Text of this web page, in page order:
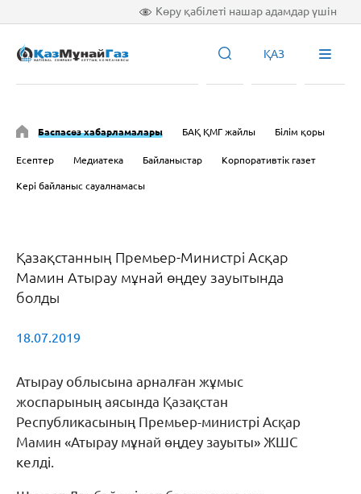
Көру қабілеті нашар адамдар үшін
ҚАЗ
Баспасөз хабарламалары БАҚ ҚМГ жайлы Білім қоры
Есептер Медиатека Байланыстар Корпоративтік газет
Кері байланыс сауалнамасы
Қазақстанның Премьер-Министрі Асқар
Мамин Атырау мұнай өңдеу зауытында
болды
18.07.2019
Атырау облысына арналған жұмыс
жоспарының аясында Қазақстан
Республикасының Премьер-министрі Асқар
Мамин «Атырау мұнай өңдеу зауыты» ЖШС
келді.